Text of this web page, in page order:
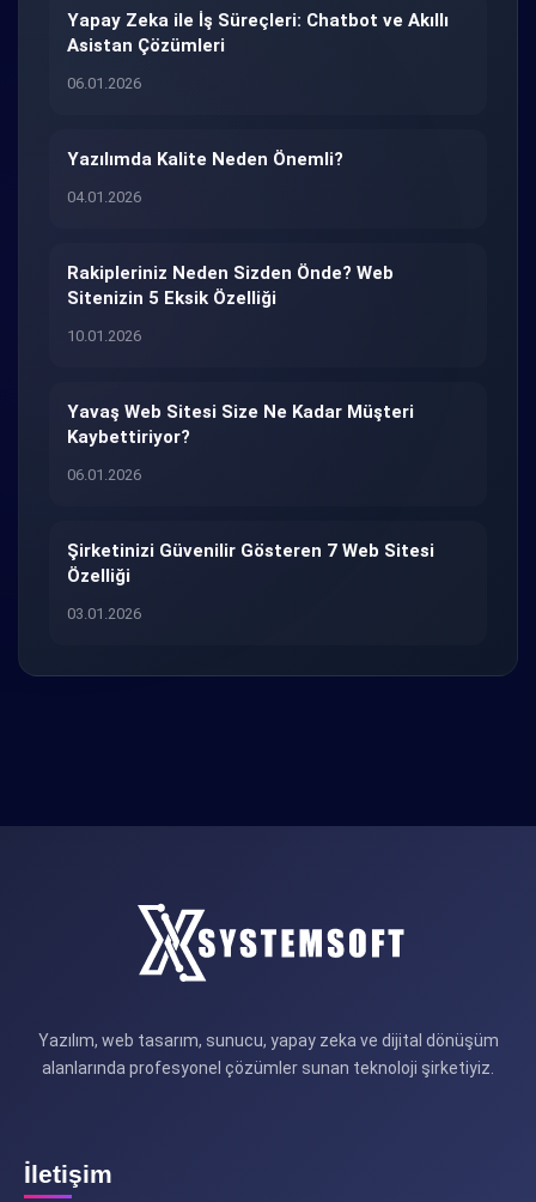
Yapay Zeka ile İş Süreçleri: Chatbot ve Akıllı
Asistan Çözümleri
06.01.2026
Yazılımda Kalite Neden Önemli?
04.01.2026
Rakipleriniz Neden Sizden Önde? Web
Sitenizin 5 Eksik Özelliği
10.01.2026
Yavaş Web Sitesi Size Ne Kadar Müşteri
Kaybettiriyor?
06.01.2026
Şirketinizi Güvenilir Gösteren 7 Web Sitesi
Özelliği
03.01.2026
Yazılım, web tasarım, sunucu, yapay zeka ve dijital dönüşüm
alanlarında profesyonel çözümler sunan teknoloji şirketiyiz.
İletişim